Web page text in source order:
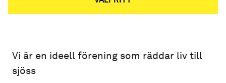
Vi är en ideell förening som räddar liv till
sjöss